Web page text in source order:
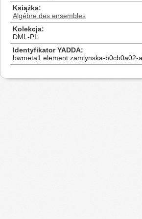
Książka
Algébre des ensembles
Kolekcja
DML-PL
Identyfikator YADDA
bwmeta1.element.zamlynska-